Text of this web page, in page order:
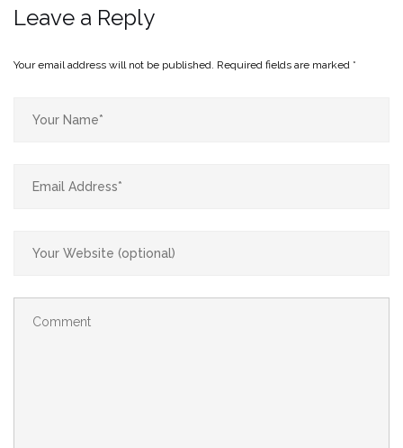
Leave a Reply
Your email address will not be published. Required fields are marked *